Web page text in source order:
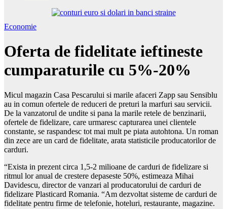
Economie
Oferta de fidelitate ieftineste
cumparaturile cu 5%-20%
Micul magazin Casa Pescarului si marile afaceri Zapp sau Sensiblu
au in comun ofertele de reduceri de preturi la marfuri sau servicii.
De la vanzatorul de undite si pana la marile retele de benzinarii,
ofertele de fidelizare, care urmaresc capturarea unei clientele
constante, se raspandesc tot mai mult pe piata autohtona. Un roman
din zece are un card de fidelitate, arata statisticile producatorilor de
carduri.
“Exista in prezent circa 1,5-2 milioane de carduri de fidelizare si
ritmul lor anual de crestere depaseste 50%, estimeaza Mihai
Davidescu, director de vanzari al producatorului de carduri de
fidelizare Plasticard Romania. “Am dezvoltat sisteme de carduri de
fidelitate pentru firme de telefonie, hoteluri, restaurante, magazine.